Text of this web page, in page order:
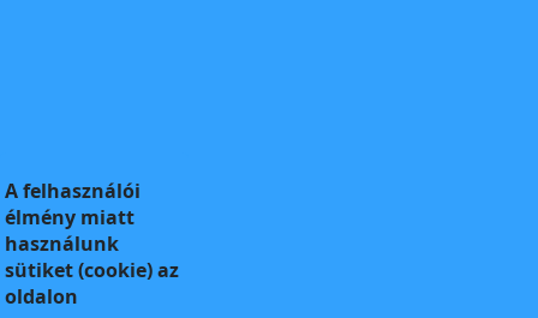
A felhasználói
élmény miatt
használunk
sütiket (cookie) az
oldalon